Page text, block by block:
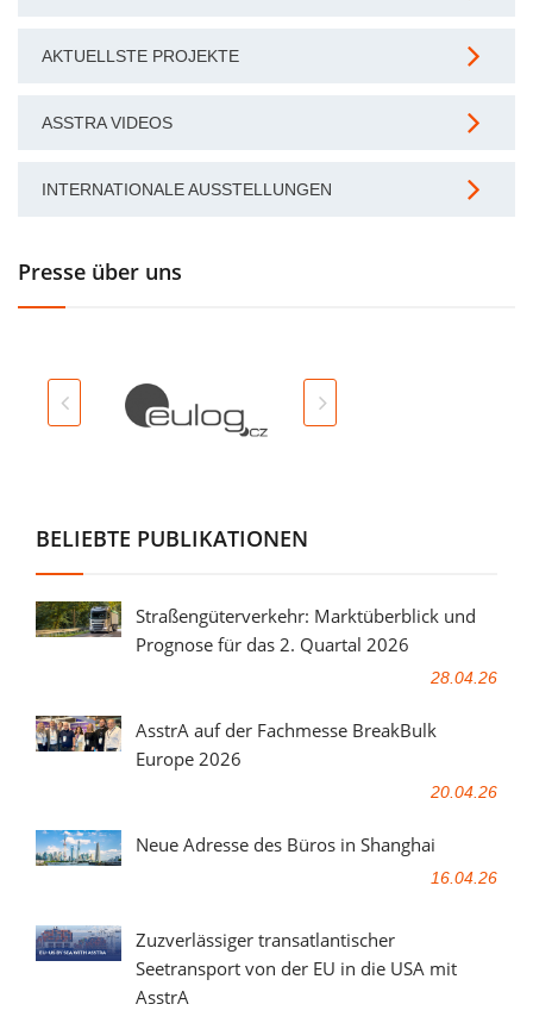
AKTUELLSTE PROJEKTE
ASSTRA VIDEOS
INTERNATIONALE AUSSTELLUNGEN
Presse über uns
BELIEBTE PUBLIKATIONEN
Straßengüterverkehr: Marktüberblick und
Prognose für das 2. Quartal 2026
28.04.26
AsstrA auf der Fachmesse BreakBulk
Europe 2026
20.04.26
Neue Adresse des Büros in Shanghai
16.04.26
Zuzverlässiger transatlantischer
Seetransport von der EU in die USA mit
AsstrA